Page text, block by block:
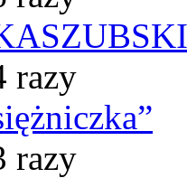
razy
razy